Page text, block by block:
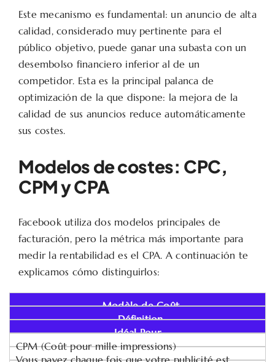
Este mecanismo es fundamental: un anuncio de alta
calidad, considerado muy pertinente para el
público objetivo, puede ganar una subasta con un
desembolso financiero inferior al de un
competidor. Esta es la principal palanca de
optimización de la que dispone: la mejora de la
calidad de sus anuncios reduce automáticamente
sus costes.
Modelos de costes: CPC,
CPM y CPA
Facebook utiliza dos modelos principales de
facturación, pero la métrica más importante para
medir la rentabilidad es el CPA. A continuación te
explicamos cómo distinguirlos:
Modèle de Coût
Définition
Idéal Pour...
CPM (Coût pour mille impressions)
Vous payez chaque fois que votre publicité est